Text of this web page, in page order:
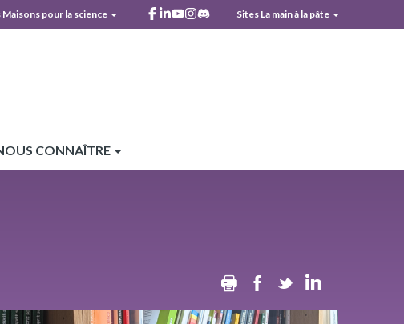
Maisons pour la science facebook
linkedin
youtube
instagram
discordSites La main à la pâte
CONNAÎTRE
Print Facebook
Twitter